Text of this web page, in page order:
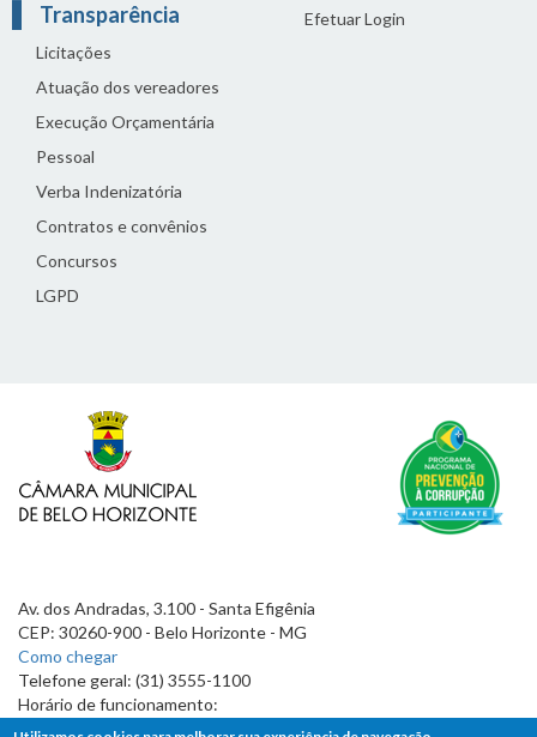
Transparência
Licitações
Atuação dos vereadores
Execução Orçamentária
Pessoal
Verba Indenizatória
Contratos e convênios
Concursos
LGPD
Efetuar Login
Av. dos Andradas, 3.100 - Santa Efigênia
CEP: 30260-900 - Belo Horizonte - MG
Como chegar
Telefone geral: (31) 3555-1100
Horário de funcionamento:
7h às 19h